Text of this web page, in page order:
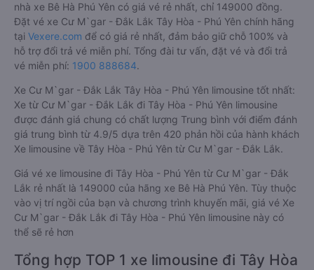
nhà xe Bê Hà Phú Yên có giá vé rẻ nhất, chỉ 149000 đồng.
Đặt vé xe Cư M`gar - Đắk Lắk Tây Hòa - Phú Yên chính hãng
tại Vexere.com để có giá rẻ nhất, đảm bảo giữ chỗ 100% và
hỗ trợ đổi trả vé miễn phí. Tổng đài tư vấn, đặt vé và đổi trả
vé miễn phí: 1900 888684.
Xe Cư M`gar - Đắk Lắk Tây Hòa - Phú Yên limousine tốt nhất:
Xe từ Cư M`gar - Đắk Lắk đi Tây Hòa - Phú Yên limousine
được đánh giá chung có chất lượng Trung bình với điểm đánh
giá trung bình từ 4.9/5 dựa trên 420 phản hồi của hành khách
Xe limousine về Tây Hòa - Phú Yên từ Cư M`gar - Đắk Lắk.
Giá vé xe limousine đi Tây Hòa - Phú Yên từ Cư M`gar - Đắk
Lắk rẻ nhất là 149000 của hãng xe Bê Hà Phú Yên. Tùy thuộc
vào vị trí ngồi của bạn và chương trình khuyến mãi, giá vé Xe
Cư M`gar - Đắk Lắk đi Tây Hòa - Phú Yên limousine này có
thể sẽ rẻ hơn
Tổng hợp TOP 1 xe limousine đi Tây Hòa